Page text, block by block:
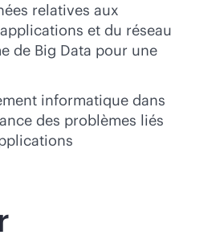
relatives aux
et du réseau
de Big Data pour une
informatique dans
des problèmes liés